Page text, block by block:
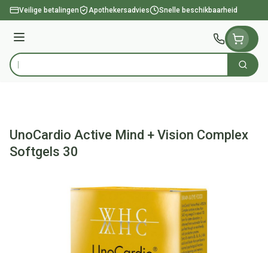
Ga naar de inhoud
Veilige betalingen Apothekersadvies Snelle beschikbaarheid
Menu
Product, merk, categorie... Zoek
UnoCardio Active Mind + Vision Complex
Softgels 30